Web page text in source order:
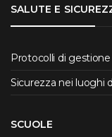
SALUTE E
Protocolli di
Sicurezza nei luoghi
SCUOLE